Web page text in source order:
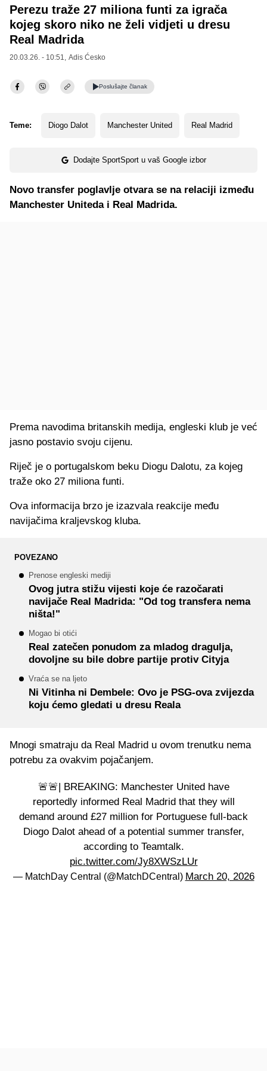
Perezu traže 27 miliona funti za igrača
kojeg skoro niko ne želi vidjeti u dresu
Real Madrida
20.03.26. - 10:51, Adis Ćesko
Poslušajte članak
Teme: Diogo Dalot Manchester United Real Madrid
Dodajte SportSport u vaš Google izbor
Novo transfer poglavlje otvara se na relaciji između
Manchester Uniteda i Real Madrida.
Prema navodima britanskih medija, engleski klub je već
jasno postavio svoju cijenu.
Riječ je o portugalskom beku Diogu Dalotu, za kojeg
traže oko 27 miliona funti.
Ova informacija brzo je izazvala reakcije među
navijačima kraljevskog kluba.
POVEZANO
Prenose engleski mediji
Ovog jutra stižu vijesti koje će razočarati
navijače Real Madrida: "Od tog transfera nema
ništa!"
Mogao bi otići
Real zatečen ponudom za mladog dragulja,
dovoljne su bile dobre partije protiv Cityja
Vraća se na ljeto
Ni Vitinha ni Dembele: Ovo je PSG-ova zvijezda
koju ćemo gledati u dresu Reala
Mnogi smatraju da Real Madrid u ovom trenutku nema
potrebu za ovakvim pojačanjem.
🚨🚨| BREAKING: Manchester United have
reportedly informed Real Madrid that they will
demand around £27 million for Portuguese full-back
Diogo Dalot ahead of a potential summer transfer,
according to Teamtalk.
pic.twitter.com/Jy8XWSzLUr
— MatchDay Central (@MatchDCentral) March 20, 2026